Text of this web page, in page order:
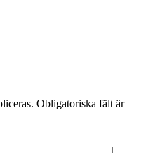
Obligatoriska fält är